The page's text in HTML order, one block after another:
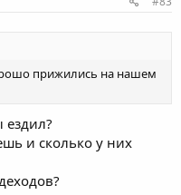
прижились на нашем
ездил?
и сколько у них